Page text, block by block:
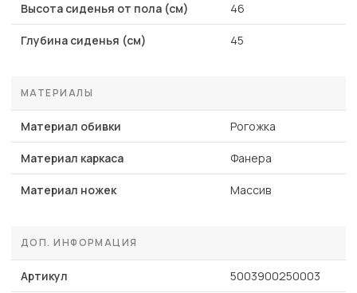
Высота сиденья от пола (см) 46
Глубина сиденья (см) 45
МАТЕРИАЛЫ
Материал обивки Рогожка
Материал каркаса Фанера
Материал ножек Массив
ДОП. ИНФОРМАЦИЯ
Артикул 5003900250003